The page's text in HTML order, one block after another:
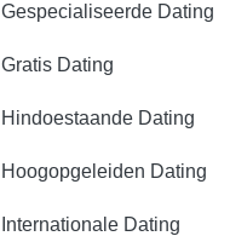
Gespecialiseerde Dating
Gratis Dating
Hindoestaande Dating
Hoogopgeleiden Dating
Internationale Dating